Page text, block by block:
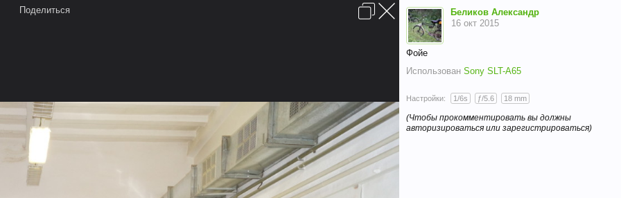
Вход
Условия и правила Помощь Главная Вверх
Поделиться
Беликов Александр
16 окт 2015
Фойе
Использован Sony SLT-A65
Настройки: 1/6s ƒ/5.6 18 mm
(Чтобы прокомментировать вы должны
авторизироваться или зарегистрироваться)